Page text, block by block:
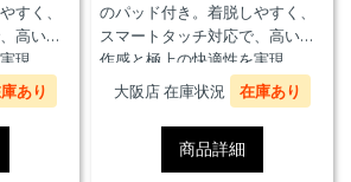
すく、
高い操
現。
あり
のパッド付き。着脱しやすく、
スマートタッチ対応で、高い操
作感と極上の快適性を実現。
大阪店 在庫状況
在庫あり
商品詳細